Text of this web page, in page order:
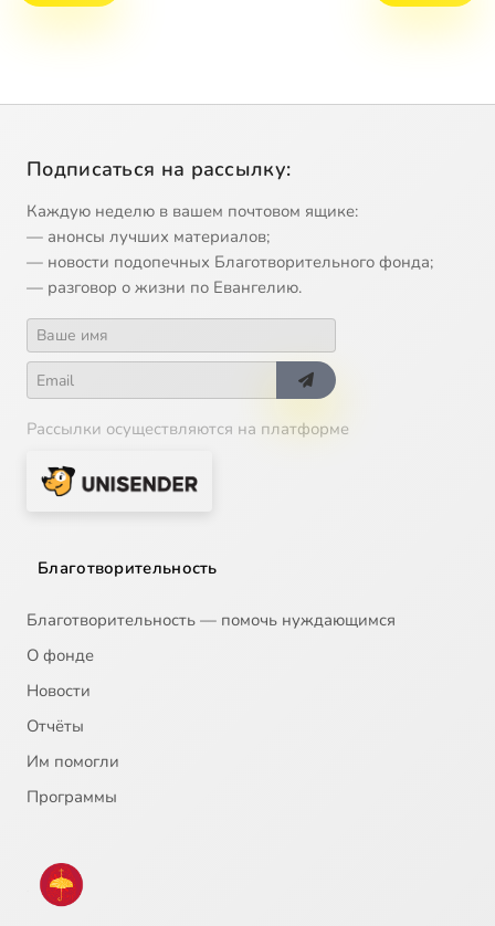
Подписаться на рассылку:
Каждую неделю в вашем почтовом ящике:
— анонсы лучших материалов;
— новости подопечных Благотворительного фонда;
— разговор о жизни по Евангелию.
Рассылки осуществляются на платформе
Благотворительность
Благотворительность — помочь нуждающимся
О фонде
Новости
Отчёты
Им помогли
Программы